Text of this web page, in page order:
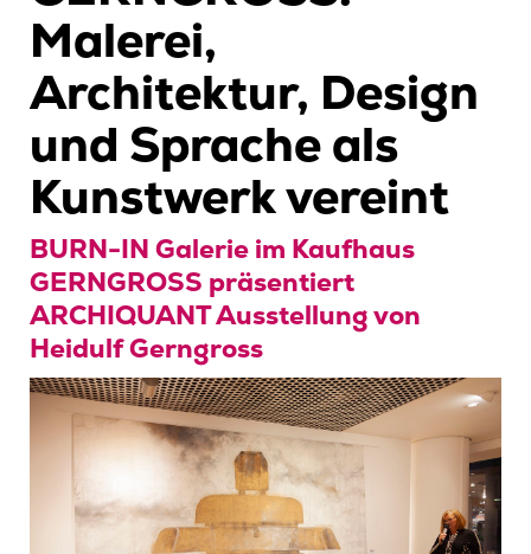
Malerei,
Architektur, Design
und Sprache als
Kunstwerk vereint
BURN-IN Galerie im Kaufhaus
GERNGROSS präsentiert
ARCHIQUANT Ausstellung von
Heidulf Gerngross